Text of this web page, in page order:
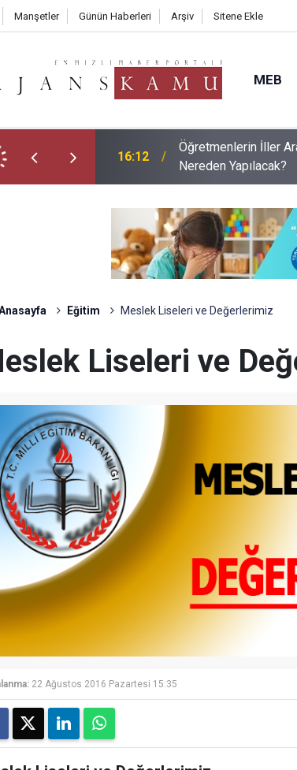
Manşetler Günün Haberleri Arşiv Sitene Ekle
MEB
Tercihler
09:02
2026 LGS Raporu
ve Meslek Liselerinin!
Eğitim Meslek Liseleri ve Değerlerimiz
Liseleri ve
22 Ağustos 2016 Pazartesi 15:35